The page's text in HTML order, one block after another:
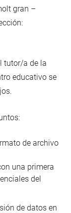
gran –
tutor/a de la
educativo se
de archivo
una primera
del
de datos en